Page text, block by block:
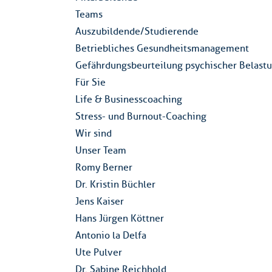
Teams
Auszubildende/Studierende
Betriebliches Gesundheitsmanagement
Gefährdungsbeurteilung psychischer
Für Sie
Life & Businesscoaching
Stress- und Burnout-Coaching
Wir sind
Unser Team
Romy Berner
Dr. Kristin Büchler
Jens Kaiser
Hans Jürgen Köttner
Antonio la Delfa
Ute Pulver
Dr. Sabine Reichhold